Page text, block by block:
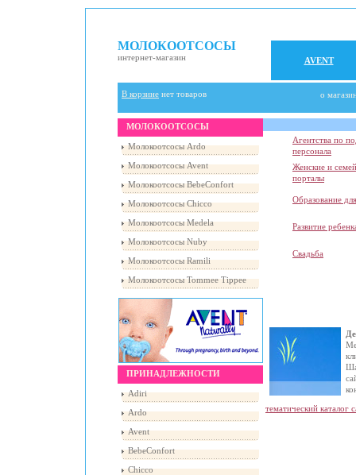
МОЛОКООТСОСЫ
интернет-магазин AVENT
В корзине нет товаров о
МОЛОКООТСОСЫ
Молокоотсосы Ardo
Молокоотсосы Avent
Молокоотсосы BebeConfort
Молокоотсосы Chicco
Молокоотсосы Medela
Молокоотсосы Nuby
Молокоотсосы Ramili
Молокоотсосы Tommee Tippee
ПРИНАДЛЕЖНОСТИ
Adiri
Ardo
Avent
BebeConfort
Chicco
Агентства по
персонала
Женские и
порталы
Образование
Развитие
Свадьба
тематический каталог